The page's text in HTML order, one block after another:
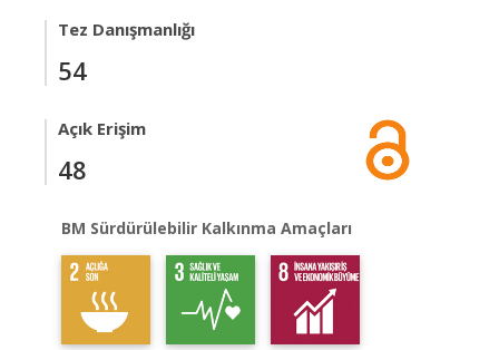
Tez Danışmanlığı
54
Açık Erişim
48
BM Sürdürülebilir Kalkınma Amaçları